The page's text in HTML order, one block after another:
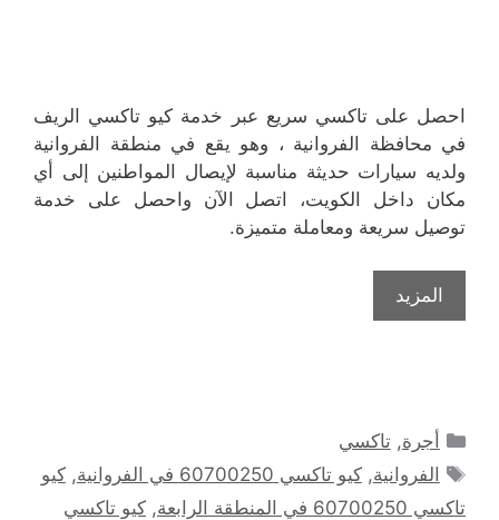
احصل على تاكسي سريع عبر خدمة كيو تاكسي الريف
في محافظة الفروانية ، وهو يقع في منطقة الفروانية
ولديه سيارات حديثة مناسبة لإيصال المواطنين إلى أي
مكان داخل الكويت، اتصل الآن واحصل على خدمة
توصيل سريعة ومعاملة متميزة.
المزيد
التصنيفات
أجرة,تاكسي
الوسوم
الفروانية,كيو تاكسي 60700250 في الفروانية ,كيو
تاكسي 60700250 في المنطقة الرابعة
, كيو تاكسي